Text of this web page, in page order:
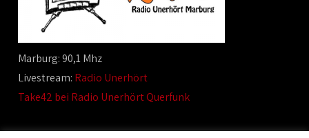
Marburg: 90,1 Mhz
Livestream: Radio Unerhört
Take42 bei Radio Unerhört Querfunk